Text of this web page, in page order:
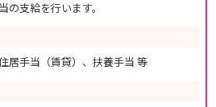
支給を行います。
居手当（賃貸）、扶養手当 等